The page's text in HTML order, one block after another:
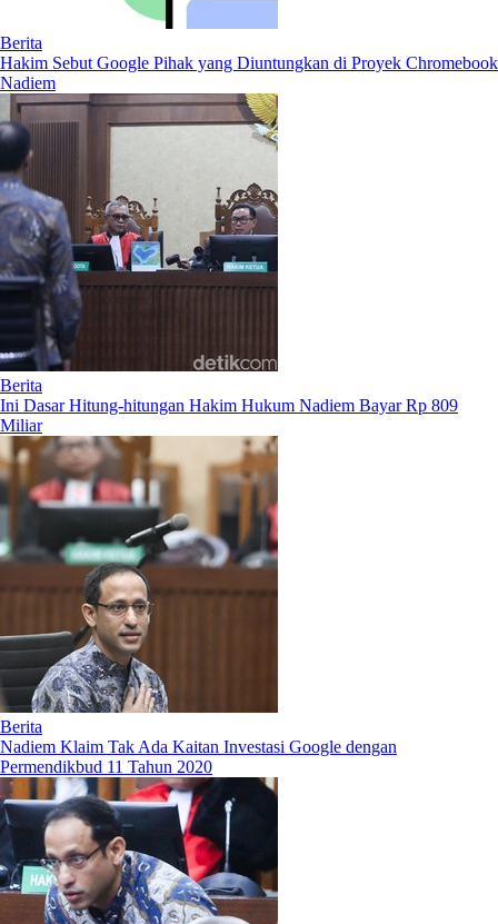
Berita
Hakim Sebut Google Pihak yang Diuntungkan di Proyek Chromebook
Nadiem
Berita
Ini Dasar Hitung-hitungan Hakim Hukum Nadiem Bayar Rp 809
Miliar
Berita
Nadiem Klaim Tak Ada Kaitan Investasi Google dengan
Permendikbud 11 Tahun 2020